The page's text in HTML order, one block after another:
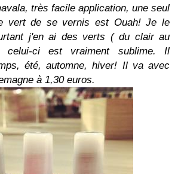
très facile application, une seul
vert de se vernis est Ouah! Je le
j'en ai des verts ( du clair au
celui-ci est vraiment sublime. Il
été, automne, hiver! Il va avec
à 1,30 euros.